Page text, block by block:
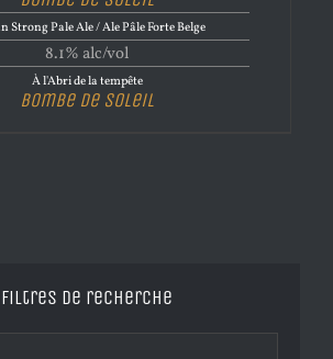
Strong Pale Ale / Ale Pâle Forte Belge
8.1% alc/vol
À l'Abri de la tempête
Bombe de Soleil
Filtres de recherche